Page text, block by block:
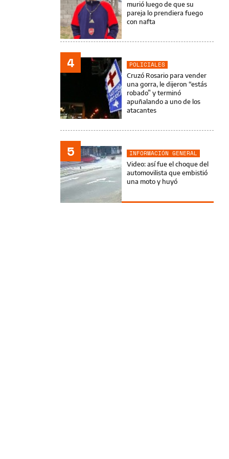
murió luego de que su
pareja lo prendiera fuego
con nafta
4
POLICIALES
Cruzó Rosario para vender
una gorra, le dijeron “estás
robado” y terminó
apuñalando a uno de los
atacantes
5
INFORMACIÓN GENERAL
Video: así fue el choque del
automovilista que embistió
una moto y huyó